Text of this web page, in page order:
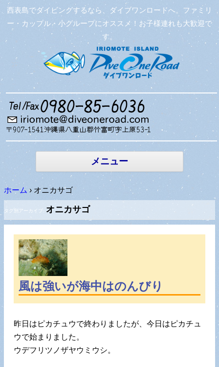
西表島でダイビングするなら、ダイブワンロードへ。ファミリ
ー・カップル・小グループにオススメ！お子様連れも大歓迎で
す。
メニュー
コンテン
ホーム › オニカサゴ
タグ別アーカイブ: オニカサゴ
風は強いが海中はのんびり
昨日はピカチュウで終わりましたが、今日はピカチュ
ウで始まりました。
ウデフリツノザヤウミウシ。